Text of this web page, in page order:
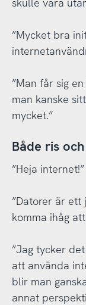
”Mycket bra
”Man får sig
man kanske
mycket.”
Både ris
”Heja internet!”
”Datorer är ett
komma ihåg
”Jag tycker
att använda
blir man
annat